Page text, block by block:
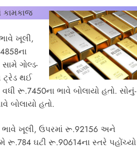
કામકાજ
ખૂલી,
ગોલ્ડ-
ટ્રેડ થઈ
રૂ.7450ના ભાવે બોલાયો હતો. સોનું-
બોલાયો હતો.
ભાવે ખૂલી, ઉપરમાં રૂ.92156 અને
રૂ.784 ઘટી રૂ.90614ના સ્તરે પહોંચ્યો